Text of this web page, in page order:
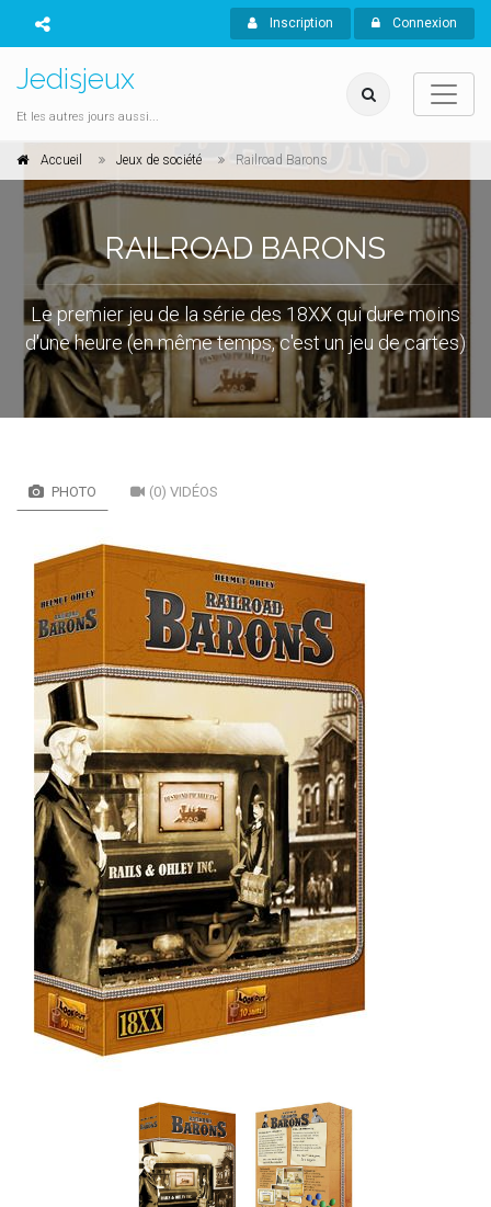
Inscription Connexion
Jedisjeux
Et les autres jours aussi...
Accueil Jeux de société Railroad Barons
RAILROAD BARONS
Le premier jeu de la série des 18XX qui dure moins
d'une heure (en même temps, c'est un jeu de cartes)
PHOTO (0) VIDÉOS